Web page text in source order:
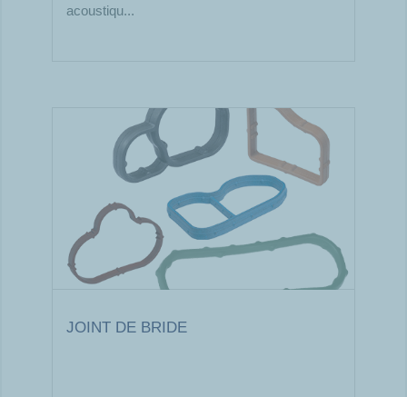
acoustiqu...
JOINT DE BRIDE